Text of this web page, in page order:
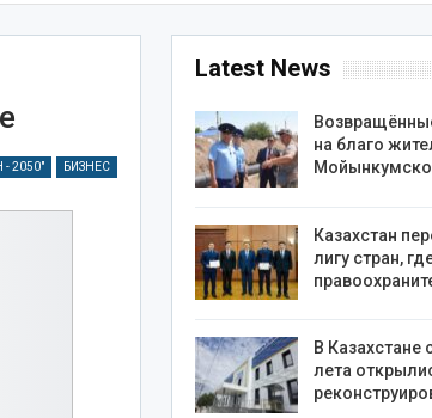
- 2050" БИЗНЕС
Latest News
на благо
Казахстан
лигу стран,
В Казахстане
лета